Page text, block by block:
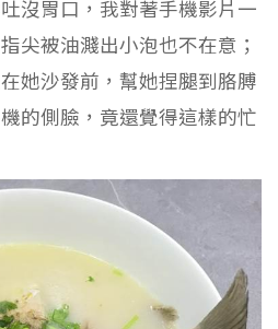
沒胃口，我對著手機影片一
尖被油濺出小泡也不在意；
她沙發前，幫她捏腿到胳膊
的側臉，竟還覺得這樣的忙